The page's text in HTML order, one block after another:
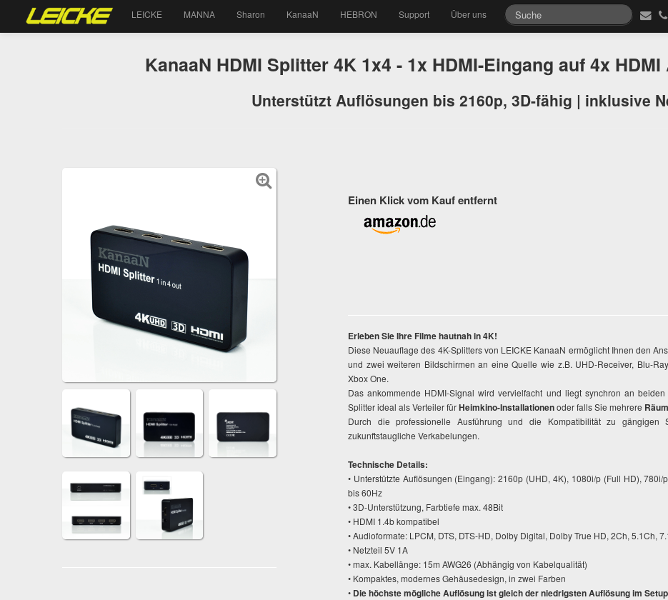
LEICKE MANNA Sharon KanaaN HEBRON Support Über uns
KanaaN HDMI Splitter 4K 1x4 - 1x HDMI-Eingang auf 4x
Unterstützt Auflösungen bis 2160p, 3D-fähig | inklusive
Einen Klick vom Kauf entfernt
Erleben Sie Ihre Filme hautnah in 4K!
Diese Neuauflage des 4K-Splitters von LEICKE KanaaN ermöglicht Ihnen den
und zwei weiteren Bildschirmen an eine Quelle wie z.B. UHD-Receiver, Blu-
Xbox One.
Das ankommende HDMI-Signal wird vervielfacht und liegt synchron an
Splitter ideal als Verteiler fürHeimkino-Installationenoder falls Sie mehrere
Durch die professionelle Ausführung und die Kompatibilität zu
zukunftstaugliche Verkabelungen.
Technische Details:
• Unterstützte Auflösungen (Eingang): 2160p (UHD, 4K), 1080i/p (Full HD),
bis 60Hz
• 3D-Unterstützung, Farbtiefe max. 48Bit
• HDMI 1.4b kompatibel
• Audioformate: LPCM, DTS, DTS-HD, Dolby Digital, Dolby True HD, 2Ch, 5.1Ch,
• Netzteil 5V 1A
• max. Kabellänge: 15m AWG26 (Abhängig von Kabelqualität)
• Kompaktes, modernes Gehäusedesign, in zwei Farben
• Die höchste mögliche Auflösung ist gleich der niedrigsten Auflösung im